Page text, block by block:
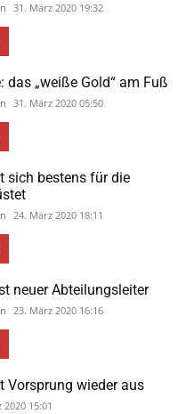
31. März 2020 19:32
das „weiße Gold“ am Fuß
31. März 2020 05:50
sich bestens für die
24. März 2020 18:11
neuer Abteilungsleiter
23. März 2020 16:16
Vorsprung wieder aus
2020 15:01